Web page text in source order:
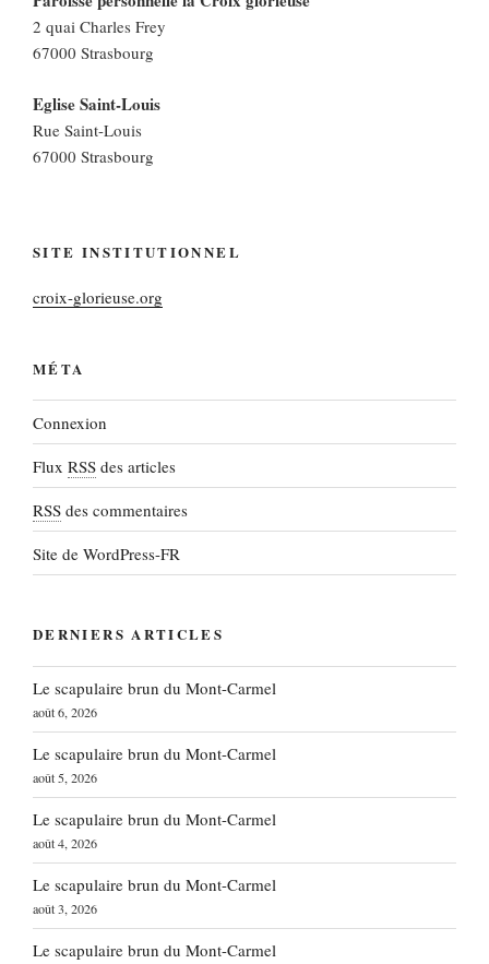
2 quai Charles Frey
67000 Strasbourg
Eglise Saint-Louis
Rue Saint-Louis
67000 Strasbourg
SITE INSTITUTIONNEL
croix-glorieuse.org
MÉTA
Connexion
Flux RSS des articles
RSS des commentaires
Site de WordPress-FR
DERNIERS ARTICLES
Le scapulaire brun du Mont-Carmel
août 6, 2026
Le scapulaire brun du Mont-Carmel
août 5, 2026
Le scapulaire brun du Mont-Carmel
août 4, 2026
Le scapulaire brun du Mont-Carmel
août 3, 2026
Le scapulaire brun du Mont-Carmel